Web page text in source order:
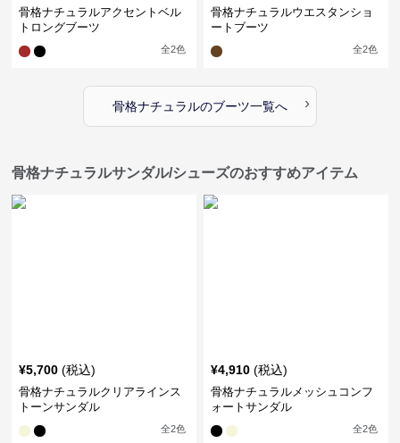
骨格ナチュラルアクセントベル
トロングブーツ
全2色
骨格ナチュラルウエスタンショ
ートブーツ
全2色
骨格ナチュラルのブーツ一覧へ ›
骨格ナチュラルサンダル/シューズのおすすめアイテム
¥5,700 (税込)
骨格ナチュラルクリアラインス
トーンサンダル
全2色
¥4,910 (税込)
骨格ナチュラルメッシュコンフ
ォートサンダル
全2色